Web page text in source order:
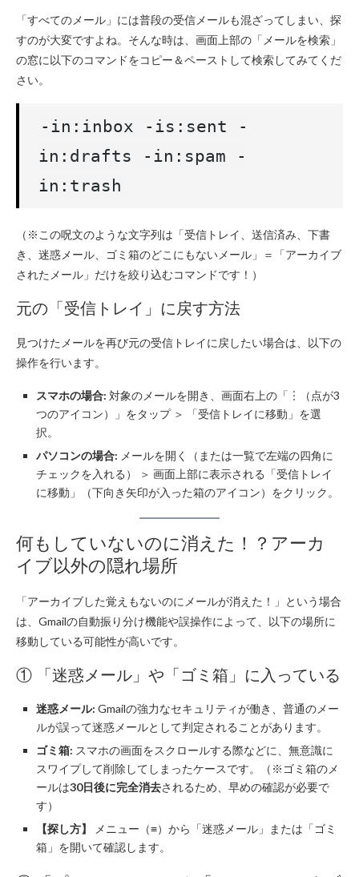
「すべてのメール」には普段の受信メールも混ざってしまい、探
すのが大変ですよね。そんな時は、画面上部の「メールを検索」
の窓に以下のコマンドをコピー＆ペーストして検索してみてくだ
さい。
-in:inbox -is:sent -
in:drafts -in:spam -
in:trash
（※この呪文のような文字列は「受信トレイ、送信済み、下書
き、迷惑メール、ゴミ箱のどこにもないメール」＝「アーカイブ
されたメール」だけを絞り込むコマンドです！）
元の「受信トレイ」に戻す方法
見つけたメールを再び元の受信トレイに戻したい場合は、以下の
操作を行います。
スマホの場合: 対象のメールを開き、画面右上の「︙（点が3
つのアイコン）」をタップ ＞ 「受信トレイに移動」を選
択。
パソコンの場合: メールを開く（または一覧で左端の四角に
チェックを入れる） ＞ 画面上部に表示される「受信トレイ
に移動」（下向き矢印が入った箱のアイコン）をクリック。
何もしていないのに消えた！？アーカ
イブ以外の隠れ場所
「アーカイブした覚えもないのにメールが消えた！」という場合
は、Gmailの自動振り分け機能や誤操作によって、以下の場所に
移動している可能性が高いです。
① 「迷惑メール」や「ゴミ箱」に入っている
迷惑メール: Gmailの強力なセキュリティが働き、普通のメー
ルが誤って迷惑メールとして判定されることがあります。
ゴミ箱: スマホの画面をスクロールする際などに、無意識に
スワイプして削除してしまったケースです。（※ゴミ箱のメ
ールは30日後に完全消去されるため、早めの確認が必要で
す）
【探し方】
メニュー（≡）から「迷惑メール」または「ゴミ
箱」を開いて確認します。